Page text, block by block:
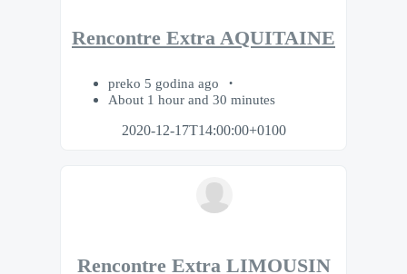
Rencontre Extra AQUITAINE
preko 5 godina ago
About 1 hour and 30 minutes
2020-12-17T14:00:00+0100
Rencontre Extra LIMOUSIN